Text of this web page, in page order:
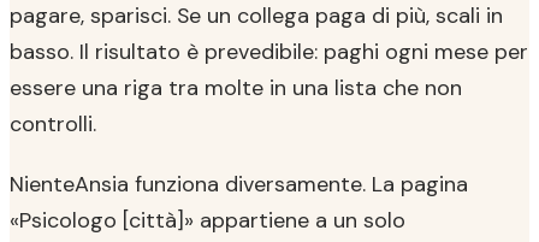
pagare, sparisci. Se un collega paga di più, scali in
basso. Il risultato è prevedibile: paghi ogni mese per
essere una riga tra molte in una lista che non
controlli.
NienteAnsia funziona diversamente. La pagina
«Psicologo [città]» appartiene a un solo